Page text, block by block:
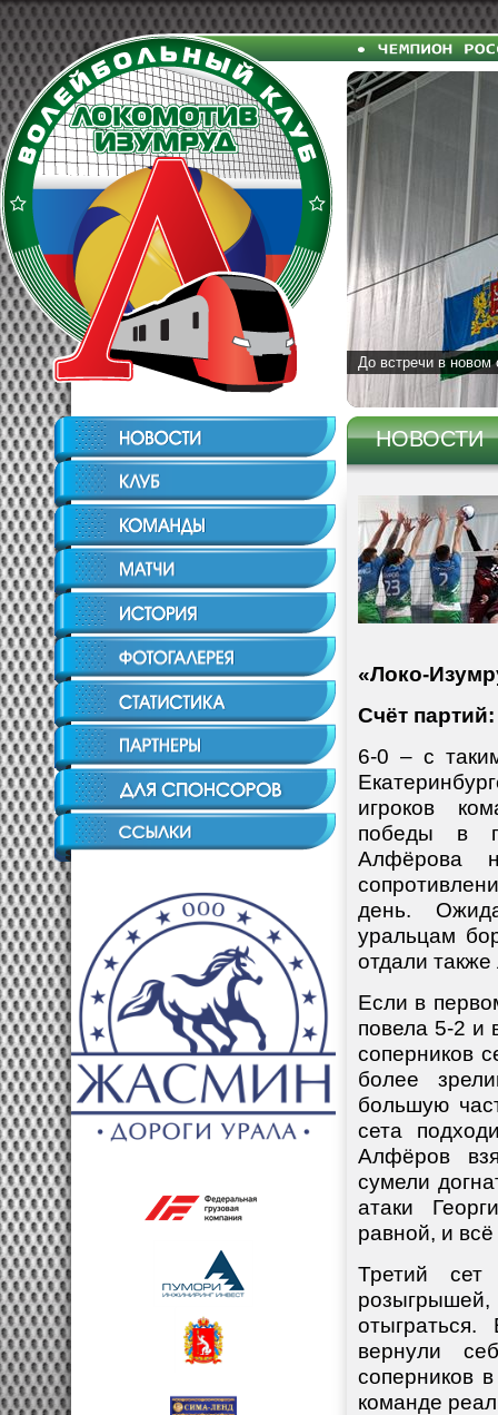
До встречи в новом
НОВОСТИ
«Локо-
Счёт партий:
6-0 – с
игроков
победы в
Алфёрова
день.
уральцам
отдали также
Если в
повела 5-2 и
соперников
более
большую
сета
Алфёров
сумели
атаки
равной, и
Третий
вернули
соперников
команде